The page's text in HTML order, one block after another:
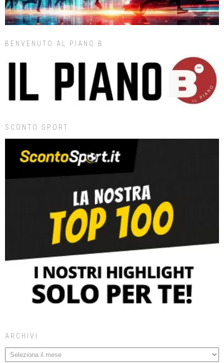
BENVENUTO AL PIANO B
SCONTO SPORT
ARCHIVI